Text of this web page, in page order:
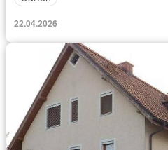
22.04.2026